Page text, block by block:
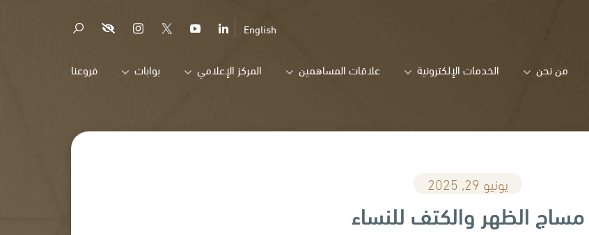
English
من نحن الخدمات الإلكترونية علاقات المساهمين المركز الإعلامي بوابات فروعنا
يونيو 29, 2025
مساج الظهر والكتف للنساء